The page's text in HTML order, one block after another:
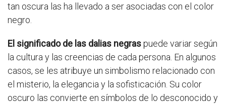
tan oscura las ha llevado a ser asociadas con el color
negro.
El significado de las dalias negraspuede variar según
la cultura y las creencias de cada persona. En algunos
casos, se les atribuye un simbolismo relacionado con
el misterio, la elegancia y la sofisticación. Su color
oscuro las convierte en símbolos de lo desconocido y